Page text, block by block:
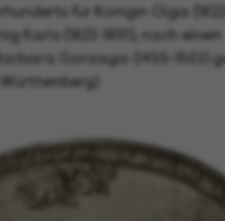
für Königin Olga (1822-
Karls (1823-1891), nach einem
Gonzaga (1455-1503)